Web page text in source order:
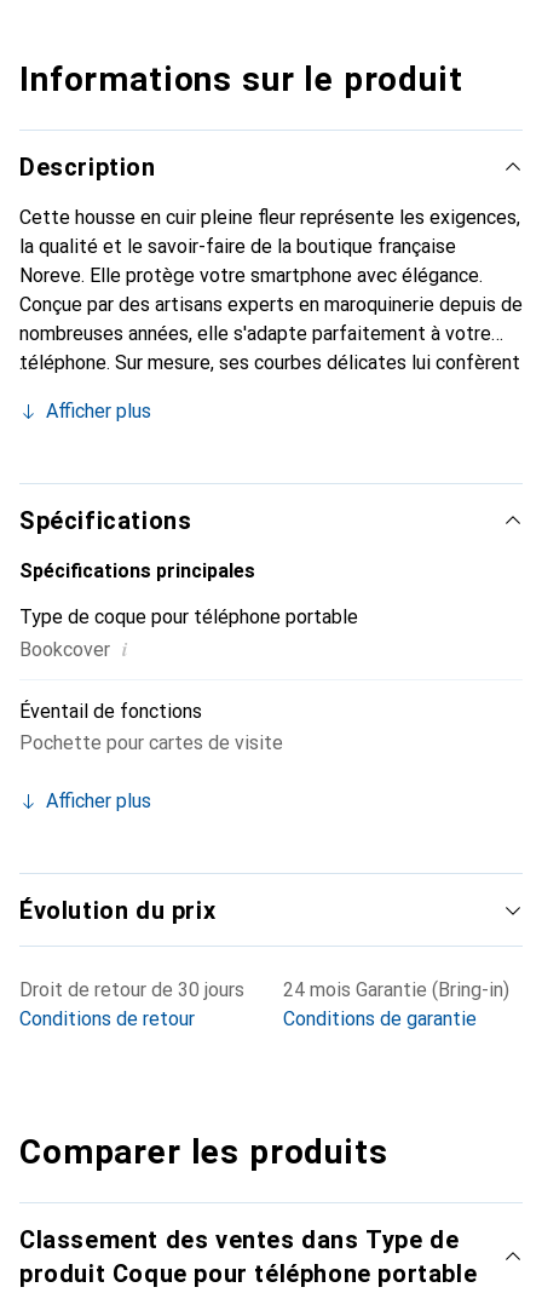
Informations sur le produit
Description
Cette housse en cuir pleine fleur représente les exigences,
la qualité et le savoir-faire de la boutique française
Noreve. Elle protège votre smartphone avec élégance.
Conçue par des artisans experts en maroquinerie depuis de
nombreuses années, elle s'adapte parfaitement à votre
téléphone. Sur mesure, ses courbes délicates lui confèrent
et indispensable de votre smartphone. Reconnaître à
marque Noreve est un choix sûr pour une clientèle
exigeante.
Afficher plus
Spécifications
Spécifications principales
Type de coque pour téléphone portable
Bookcover i
Éventail de fonctions
Pochette pour cartes de visite
Afficher plus
Évolution du prix
Droit de retour de 30 jours
Conditions de retour
24 mois Garantie (Bring-in)
Conditions de garantie
Comparer les produits
Classement des ventes dans Type de
produit Coque pour téléphone portable